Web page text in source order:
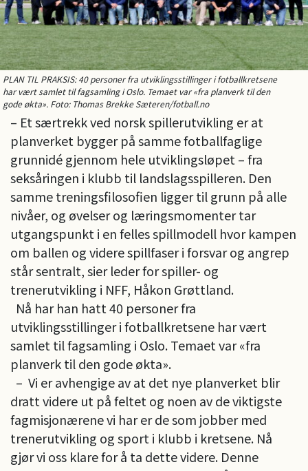
PLAN TIL PRAKSIS: 40 personer fra utviklingsstillinger i fotballkretsene
har vært samlet til fagsamling i Oslo. Temaet var «fra planverk til den
gode økta». Foto: Thomas Brekke Sæteren/fotball.no
– Et særtrekk ved norsk spillerutvikling er at
planverket bygger på samme fotballfaglige
grunnidé gjennom hele utviklingsløpet – fra
seksåringen i klubb til landslagsspilleren. Den
samme treningsfilosofien ligger til grunn på alle
nivåer, og øvelser og læringsmomenter tar
utgangspunkt i en felles spillmodell hvor kampen
om ballen og videre spillfaser i forsvar og angrep
står sentralt, sier leder for spiller- og
trenerutvikling i NFF, Håkon Grøttland.
Nå har han hatt 40 personer fra
utviklingsstillinger i fotballkretsene har vært
samlet til fagsamling i Oslo. Temaet var «fra
planverk til den gode økta».
– Vi er avhengige av at det nye planverket blir
dratt videre ut på feltet og noen av de viktigste
fagmisjonærene vi har er de som jobber med
trenerutvikling og sport i klubb i kretsene. Nå
gjør vi oss klare for å ta dette videre. Denne